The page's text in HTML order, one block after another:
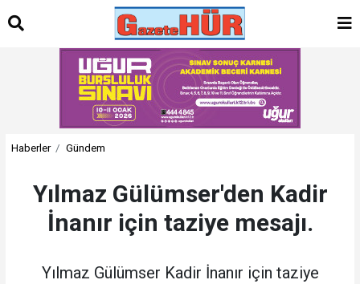
Haberler Gündem
Yılmaz Gülümser'den Kadir
İnanır için taziye mesajı.
Yılmaz Gülümser Kadir İnanır için taziye